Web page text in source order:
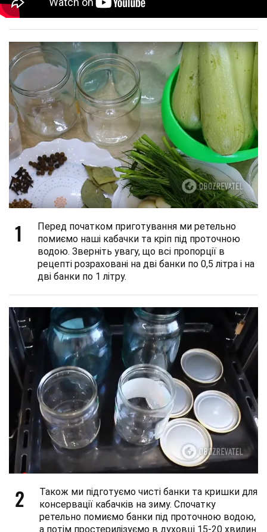
1
Перед початком приготування ми ретельно
помиємо наші кабачки та кріп під проточною
водою. Зверніть увагу, що всі пропорції в
рецепті розраховані на дві банки по 0,5 літра і на
дві банки по 1 літру.
2
Також ми підготуємо чисті банки та кришки для
консервації кабачків на зиму. Спочатку
ретельно помиємо банки під проточною водою,
а потім простерилізуємо в духовці 15-20 хвилин